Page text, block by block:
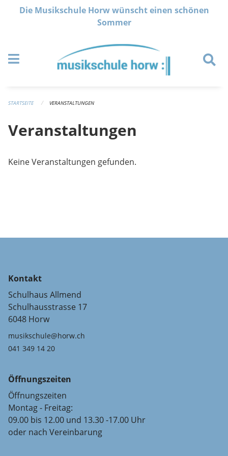
Navigation überspringen
Die Musikschule Horw wünscht einen schönen
Sommer
STARTSEITE VERANSTALTUNGEN
Veranstaltungen
Keine Veranstaltungen gefunden.
Kontakt
Schulhaus Allmend
Schulhausstrasse 17
6048 Horw
musikschule@horw.ch
041 349 14 20
Öffnungszeiten
Öffnungszeiten
Montag - Freitag:
09.00 bis 12.00 und 13.30 -17.00 Uhr
oder nach Vereinbarung